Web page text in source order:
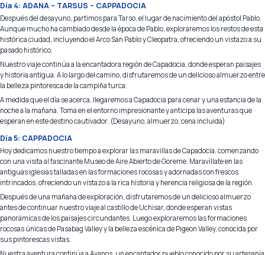
Día 4: ADANA – TARSUS – CAPPADOCIA
Después del desayuno, partimos para Tarso, el lugar de nacimiento del apóstol Pablo.
Aunque mucho ha cambiado desde la época de Pablo, exploraremos los restos de esta
histórica ciudad, incluyendo el Arco San Pablo y Cleopatra, ofreciendo un vistazo a su
pasado histórico.
Nuestro viaje continúa a la encantadora región de Capadocia, donde esperan paisajes
y historia antigua. A lo largo del camino, disfrutaremos de un delicioso almuerzo entre
la belleza pintoresca de la campiña turca.
A medida que el día se acerca, llegaremos a Capadocia para cenar y una estancia de la
noche a la mañana. Toma en el entorno impresionante y anticipa las aventuras que
esperan en este destino cautivador. (Desayuno, almuerzo, cena incluida)
Día 5: CAPPADOCIA
Hoy dedicamos nuestro tiempo a explorar las maravillas de Capadocia, comenzando
con una visita al fascinante Museo de Aire Abierto de Goreme. Maravíllate en las
antiguas iglesias talladas en las formaciones rocosas y adornadas con frescos
intrincados, ofreciendo un vistazo a la rica historia y herencia religiosa de la región.
Después de una mañana de exploración, disfrutaremos de un delicioso almuerzo
antes de continuar nuestro viaje al castillo de Uchisar, donde esperan vistas
panorámicas de los paisajes circundantes. Luego exploraremos las formaciones
rocosas únicas de Pasabag Valley y la belleza escénica de Pigeon Valley, conocida por
sus pintorescas vistas.